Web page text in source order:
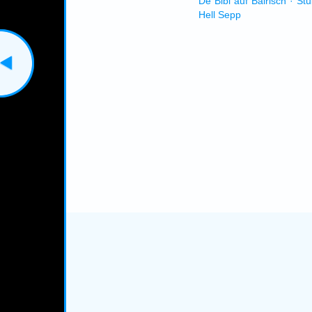
Hell Sepp